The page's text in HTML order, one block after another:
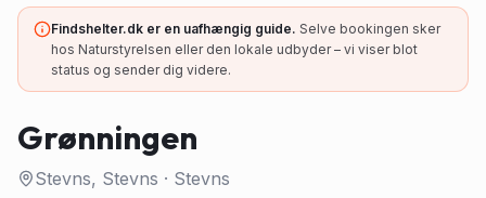
Findshelter.dk er en uafhængig guide. Selve bookingen sker
hos Naturstyrelsen eller den lokale udbyder – vi viser blot
status og sender dig videre.
Grønningen
Stevns, Stevns · Stevns